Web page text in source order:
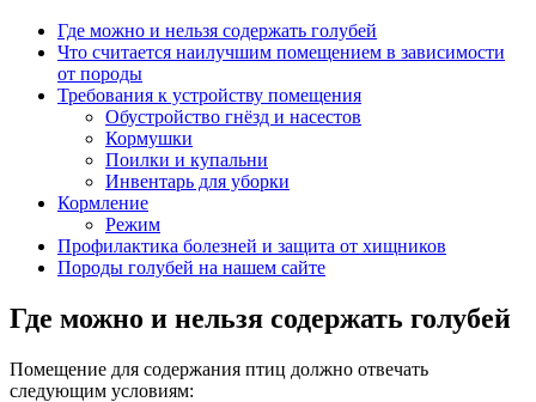
Где можно и нельзя содержать голубей
Что считается наилучшим помещением в зависимости
от породы
Требования к устройству помещения
Обустройство гнёзд и насестов
Кормушки
Поилки и купальни
Инвентарь для уборки
Кормление
Режим
Профилактика болезней и защита от хищников
Породы голубей на нашем сайте
Где можно и нельзя содержать голубей
Помещение для содержания птиц должно отвечать
следующим условиям: